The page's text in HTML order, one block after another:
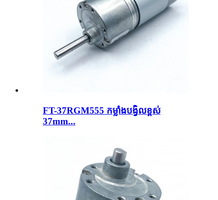
FT-37RGM555 កម្លាំងបង្វិលខ្ពស់
37mm...